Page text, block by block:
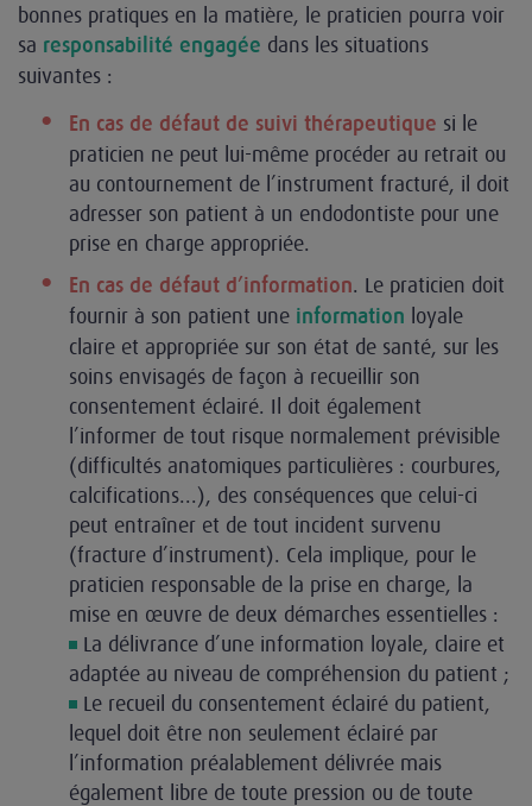
bonnes pratiques en la matière, le praticien pourra voir
sa responsabilité engagée dans les situations
suivantes :
En cas de défaut de suivi thérapeutique si le
praticien ne peut lui-même procéder au retrait ou
au contournement de l’instrument fracturé, il doit
adresser son patient à un endodontiste pour une
prise en charge appropriée.
En cas de défaut d’information. Le praticien doit
fournir à son patient une information loyale
claire et appropriée sur son état de santé, sur les
soins envisagés de façon à recueillir son
consentement éclairé. Il doit également
l’informer de tout risque normalement prévisible
(difficultés anatomiques particulières : courbures,
calcifications...), des conséquences que celui-ci
peut entraîner et de tout incident survenu
(fracture d’instrument). Cela implique, pour le
praticien responsable de la prise en charge, la
mise en œuvre de deux démarches essentielles :
La délivrance d’une information loyale, claire et
adaptée au niveau de compréhension du patient ;
Le recueil du consentement éclairé du patient,
lequel doit être non seulement éclairé par
l’information préalablement délivrée mais
également libre de toute pression ou de toute